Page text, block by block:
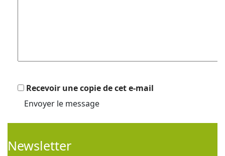
Recevoir une copie de cet e-mail
Envoyer le message
Newsletter